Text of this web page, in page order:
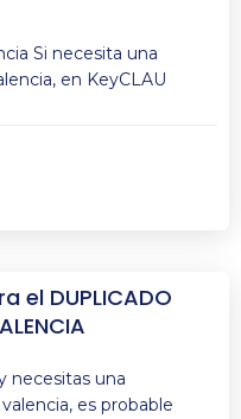
Si necesita una
en KeyCLAU
el DUPLICADO
necesitas una
es probable